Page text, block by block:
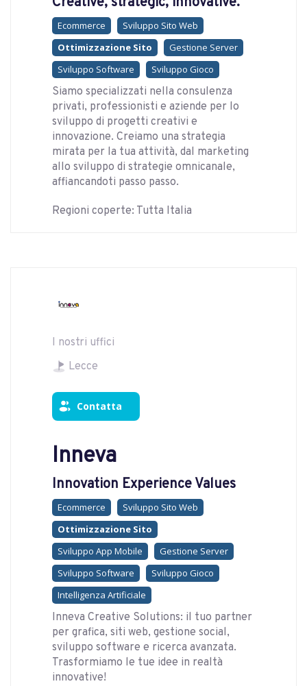
Ecommerce
Sviluppo Sito Web
Ottimizzazione Sito
Gestione Server
Sviluppo Software
Sviluppo Gioco
Siamo specializzati nella consulenza
privati, professionisti e aziende per lo
sviluppo di progetti creativi e
innovazione. Creiamo una strategia
mirata per la tua attività, dal marketing
allo sviluppo di strategie omnicanale,
affiancandoti passo passo.
Regioni coperte: Tutta Italia
I nostri uffici
Lecce
Contatta
Inneva
Innovation Experience Values
Ecommerce
Sviluppo Sito Web
Ottimizzazione Sito
Sviluppo App Mobile
Gestione Server
Sviluppo Software
Sviluppo Gioco
Intelligenza Artificiale
Inneva Creative Solutions: il tuo partner
per grafica, siti web, gestione social,
sviluppo software e ricerca avanzata.
Trasformiamo le tue idee in realtà
innovative!